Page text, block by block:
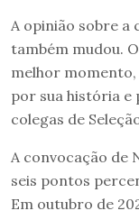
A opinião sobre
também mudou.
melhor
por sua história e
colegas de
A convocação de
seis pontos
Em outubro de